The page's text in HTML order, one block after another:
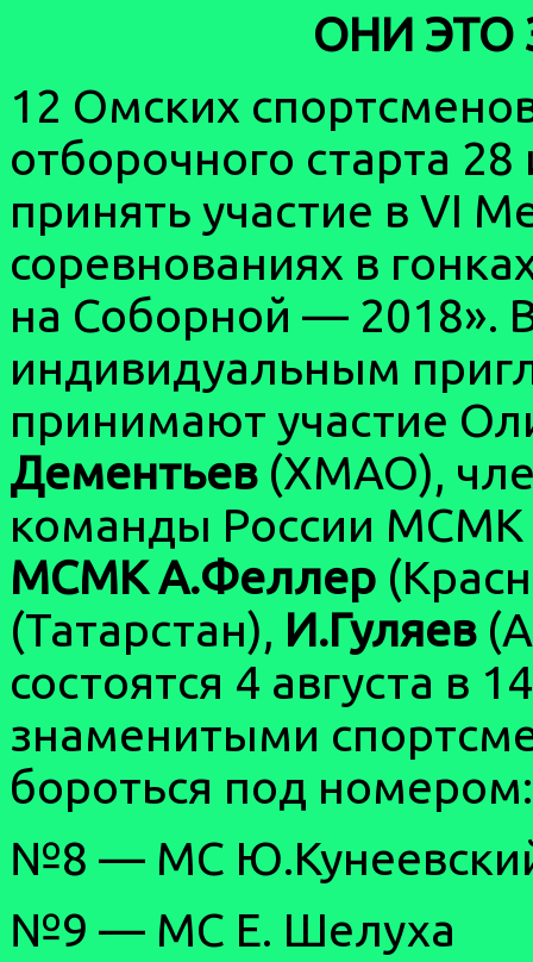
ОНИ ЭТО
12 Омских
отборочного старта
принять участие в VI
соревнованиях в
на Соборной — 2018».
индивидуальным
принимают участие
Дементьев(ХМАО),
команды России МСМК
МСМК А.Феллер
(Татарстан), И.Гуляев
состоятся 4 августа в
знаменитыми
бороться под номером:
№8 — МС
№9 — МС Е. Шелуха